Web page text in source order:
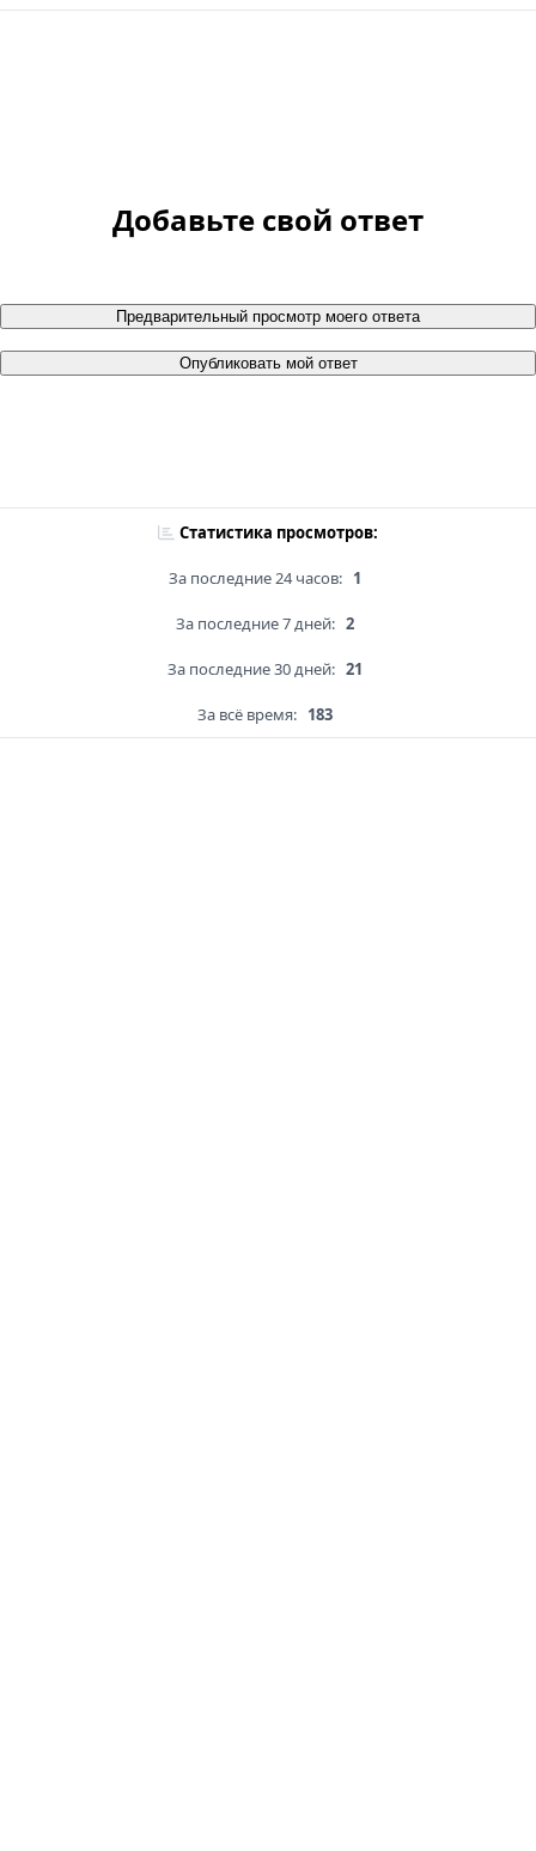
Добавьте свой ответ
Предварительный просмотр моего ответа
Опубликовать мой ответ
Статистика просмотров:
За последние 24 часов: 1
За последние 7 дней: 2
За последние 30 дней: 21
За всё время: 183